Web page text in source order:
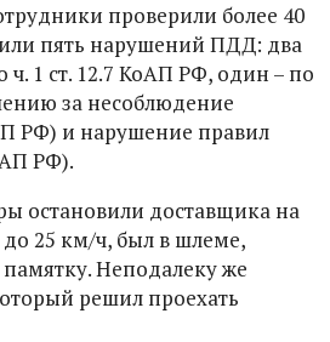
проверили более 40
пять нарушений ПДД: два
ч. 1 ст. 12.7 КоАП РФ, один – по
за несоблюдение
РФ) и нарушение правил
РФ).
остановили доставщика на
до 25 км/ч, был в шлеме,
Неподалеку же
решил проехать